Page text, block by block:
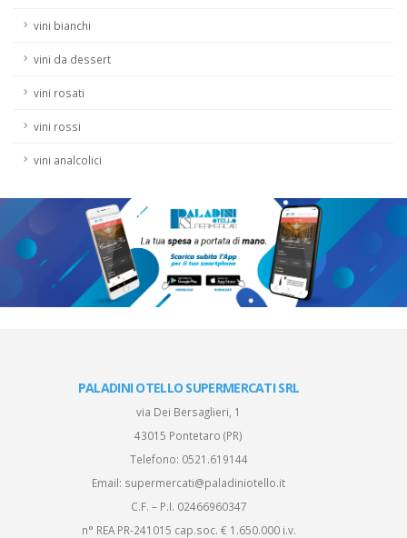
vini bianchi
vini da dessert
vini rosati
vini rossi
vini analcolici
PALADINI OTELLO SUPERMERCATI SRL
via Dei Bersaglieri, 1
43015 Pontetaro (PR)
Telefono: 0521.619144
Email: supermercati@paladiniotello.it
C.F. – P.I. 02466960347
n° REA PR-241015 cap.soc. € 1.650.000 i.v.